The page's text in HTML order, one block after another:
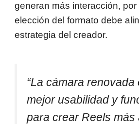
generan más interacción, por
elección del formato debe
estrategia del creador.
“La cámara renovada
mejor usabilidad y
para crear Reels más